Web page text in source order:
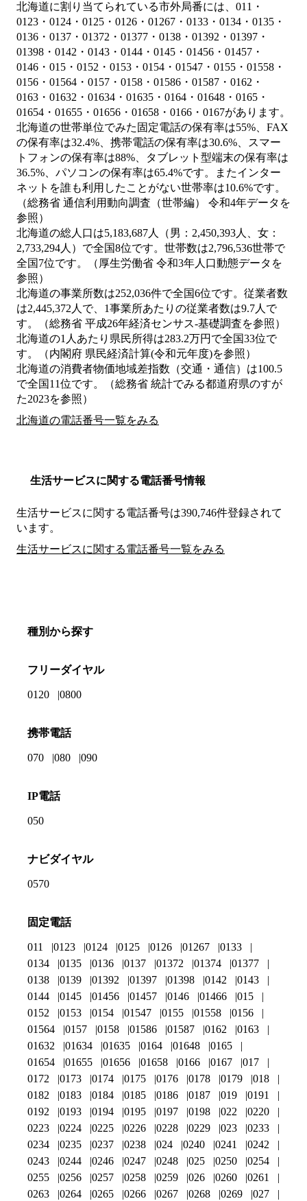
北海道に割り当てられている市外局番には、011・
0123・0124・0125・0126・01267・0133・0134・0135・
0136・0137・01372・01377・0138・01392・01397・
01398・0142・0143・0144・0145・01456・01457・
0146・015・0152・0153・0154・01547・0155・01558・
0156・01564・0157・0158・01586・01587・0162・
0163・01632・01634・01635・0164・01648・0165・
01654・01655・01656・01658・0166・0167があります。
北海道の世帯単位でみた固定電話の保有率は55%、FAX
の保有率は32.4%、携帯電話の保有率は30.6%、スマー
トフォンの保有率は88%、タブレット型端末の保有率は
36.5%、パソコンの保有率は65.4%です。またインター
ネットを誰も利用したことがない世帯率は10.6%です。
（総務省 通信利用動向調査（世帯編） 令和4年データを
参照）
北海道の総人口は5,183,687人（男：2,450,393人、女：
2,733,294人）で全国8位です。世帯数は2,796,536世帯で
全国7位です。（厚生労働省 令和3年人口動態データを
参照）
北海道の事業所数は252,036件で全国6位です。従業者数
は2,445,372人で、1事業所あたりの従業者数は9.7人で
す。（総務省 平成26年経済センサス‐基礎調査を参照）
北海道の1人あたり県民所得は283.2万円で全国33位で
す。（内閣府 県民経済計算(令和元年度)を参照）
北海道の消費者物価地域差指数（交通・通信）は100.5
で全国11位です。（総務省 統計でみる都道府県のすが
た2023を参照）
北海道の電話番号一覧をみる
生活サービスに関する電話番号情報
生活サービスに関する電話番号は390,746件登録されて
います。
生活サービスに関する電話番号一覧をみる
種別から探す
フリーダイヤル
0120 0800
携帯電話
070 080 090
IP電話
050
ナビダイヤル
0570
固定電話
011 0123 0124 0125 0126 01267
0133
0134
0135 0136 0137 01372 01374
01377
0138
0139 01392 01397 01398 0142
0143
0144
0145 01456 01457 0146 01466
015
0152
0153 0154 01547 0155 01558
0156
01564
0157 0158 01586 01587 0162
0163
01632
01634 01635 0164 01648
0165
01654
01655 01656 01658 0166 0167
017
0172
0173 0174 0175 0176 0178 0179
018
0182
0183 0184 0185 0186 0187 019
0191
0192
0193 0194 0195 0197 0198 022
0220
0223
0224 0225 0226 0228 0229 023
0233
0234
0235 0237 0238 024 0240 0241
0242
0243
0244 0246 0247 0248 025 0250
0254
0255
0256 0257 0258 0259 026 0260
0261
0263
0264 0265 0266 0267 0268 0269 027